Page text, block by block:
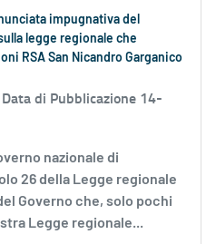
impugnativa del
legge regionale che
RSA San Nicandro Garganico
Data di Pubblicazione 14-
nazionale di
26 della Legge regionale
Governo che, solo pochi
Legge regionale...